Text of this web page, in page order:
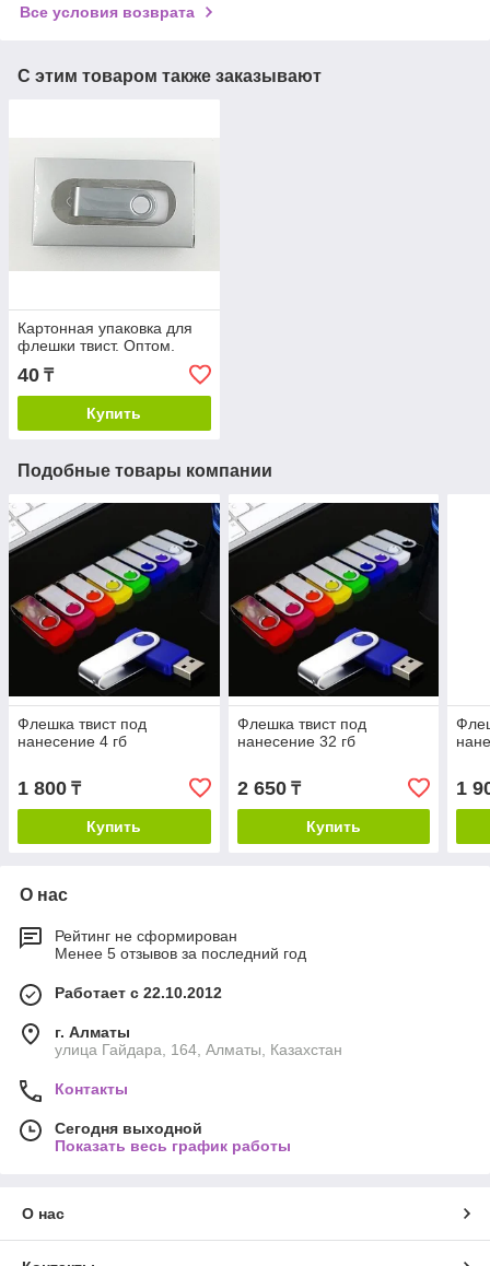
Все условия возврата
С этим товаром также заказывают
Картонная упаковка для
флешки твист. Оптом.
40 ₸
Купить
Подобные товары компании
Флешка твист под
нанесение 4 гб
1 800 ₸
Купить
Флешка твист под
нанесение 32 гб
2 650₸
Купить
1
О нас
Рейтинг не сформирован
Менее 5 отзывов за последний год
Работает с 22.10.2012
г. Алматы
улица Гайдара, 164, Алматы, Казахстан
Контакты
Сегодня выходной
Показать весь график работы
О нас